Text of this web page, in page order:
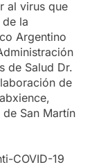
al virus que
la
Argentino
de Salud Dr.
de
San Martín
COVID-19